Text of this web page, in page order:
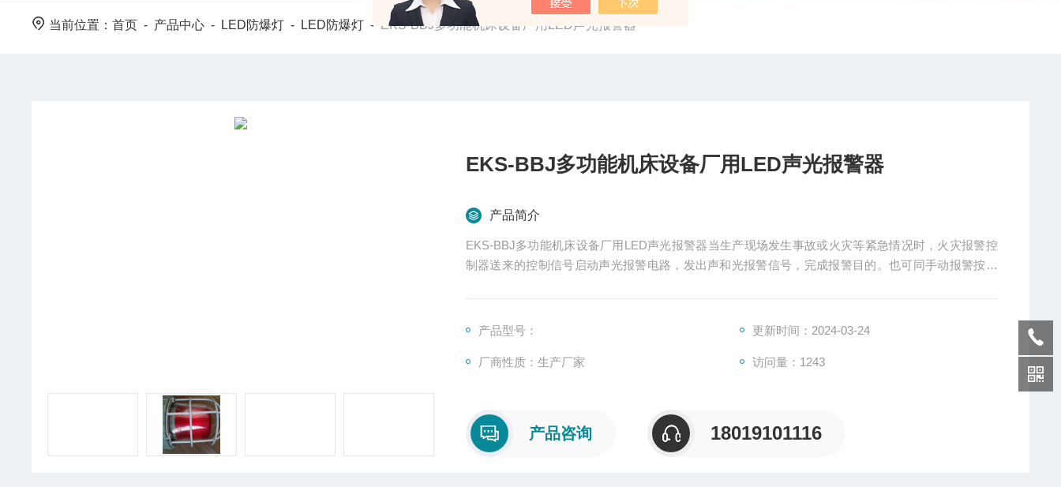
当前位置：首页 - 产品中心 - LED防爆灯 - LED防爆灯 - EKS-BBJ多功能机床设备厂用LED声光报警器
EKS-BBJ多功能机床设备厂用LED声光报警器
产品简介
EKS-BBJ多功能机床设备厂用LED声光报警器当生产现场发生事故或火灾等紧急情况时，火灾报警控
制器送来的控制信号启动声光报警电路，发出声和光报警信号，完成报警目的。也可同手动报警按钮
产品型号： 更新时间：2024-03-24
厂商性质：生产厂家 访问量：1243
产品咨询 18019101116